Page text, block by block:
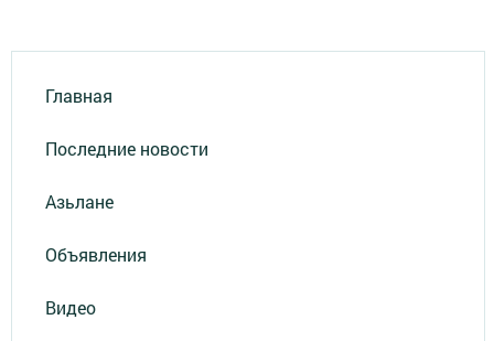
Главная
Последние новости
Азьлане
Объявления
Видео